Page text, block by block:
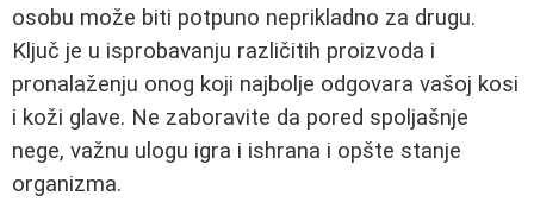
osobu može biti potpuno neprikladno za drugu.
Ključ je u isprobavanju različitih proizvoda i
pronalaženju onog koji najbolje odgovara vašoj kosi
i koži glave. Ne zaboravite da pored spoljašnje
nege, važnu ulogu igra i ishrana i opšte stanje
organizma.